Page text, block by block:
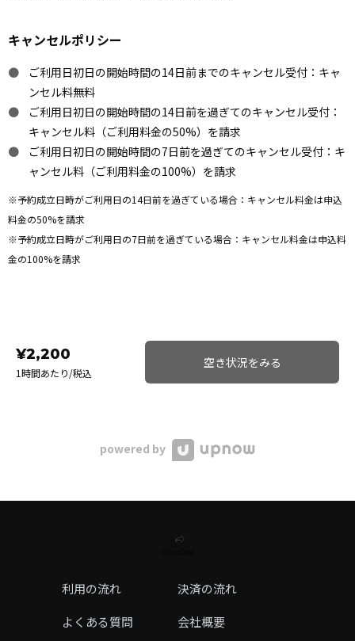
キャンセルポリシー
ご利用日初日の開始時間の14日前までのキャンセル受付：キャ
ンセル料無料
ご利用日初日の開始時間の14日前を過ぎてのキャンセル受付：
キャンセル料（ご利用料金の50%）を請求
ご利用日初日の開始時間の7日前を過ぎてのキャンセル受付：キ
ャンセル料（ご利用料金の100%）を請求
※予約成立日時がご利用日の14日前を過ぎている場合：キャンセル料金は申込
料金の50%を請求
※予約成立日時がご利用日の7日前を過ぎている場合：キャンセル料金は申込料
金の100%を請求
¥2,200
1時間あたり/税込
空き状況をみる
powered by
利用の流れ
決済の流れ
よくある質問
会社概要